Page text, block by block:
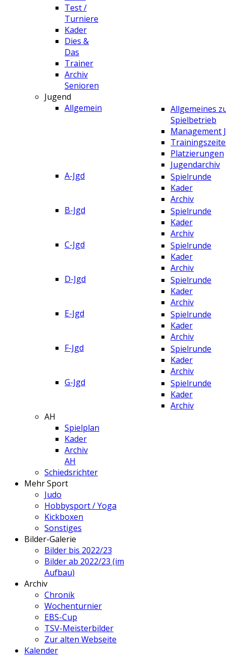
Test /
Turniere
Kader
Dies &
Das
Trainer
Archiv
Senioren
Jugend
Allgemein
Allgemeines
Spielbetrieb
Management
Platzierungen
Jugendarchiv
A-Jgd
Spielrunde
Kader
Archiv
B-Jgd
Spielrunde
Kader
Archiv
C-Jgd
Spielrunde
Kader
Archiv
D-Jgd
Spielrunde
Kader
Archiv
E-Jgd
Spielrunde
Kader
Archiv
F-Jgd
Spielrunde
Kader
Archiv
G-Jgd
Spielrunde
Kader
Archiv
AH
Spielplan
Kader
Archiv
AH
Schiedsrichter
Mehr Sport
Judo
Hobbysport / Yoga
Kickboxen
Sonstiges
Bilder-Galerie
Bilder bis 2022/23
Bilder ab 2022/23 (im
Aufbau)
Archiv
Chronik
Wochenturnier
EBS-Cup
TSV-Meisterbilder
Zur alten Webseite
Kalender